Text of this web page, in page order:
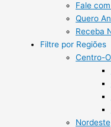
Fale
Quero
Receba
Filtre por Regiões
Centro-
Nordeste